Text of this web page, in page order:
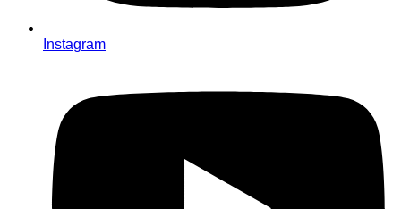
Instagram